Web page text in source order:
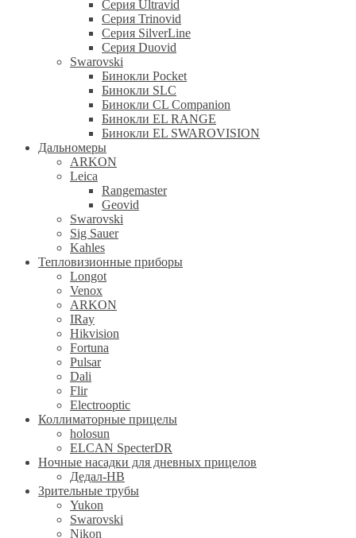
Серия Ultravid
Серия Trinovid
Серия SilverLine
Серия Duovid
Swarovski
Бинокли Pocket
Бинокли SLC
Бинокли CL Companion
Бинокли EL RANGE
Бинокли EL SWAROVISION
Дальномеры
ARKON
Leica
Rangemaster
Geovid
Swarovski
Sig Sauer
Kahles
Тепловизионные приборы
Longot
Venox
ARKON
IRay
Hikvision
Fortuna
Pulsar
Dali
Flir
Electrooptic
Коллиматорные прицелы
holosun
ELCAN SpecterDR
Ночные насадки для дневных прицелов
Дедал-НВ
Зрительные трубы
Yukon
Swarovski
Nikon